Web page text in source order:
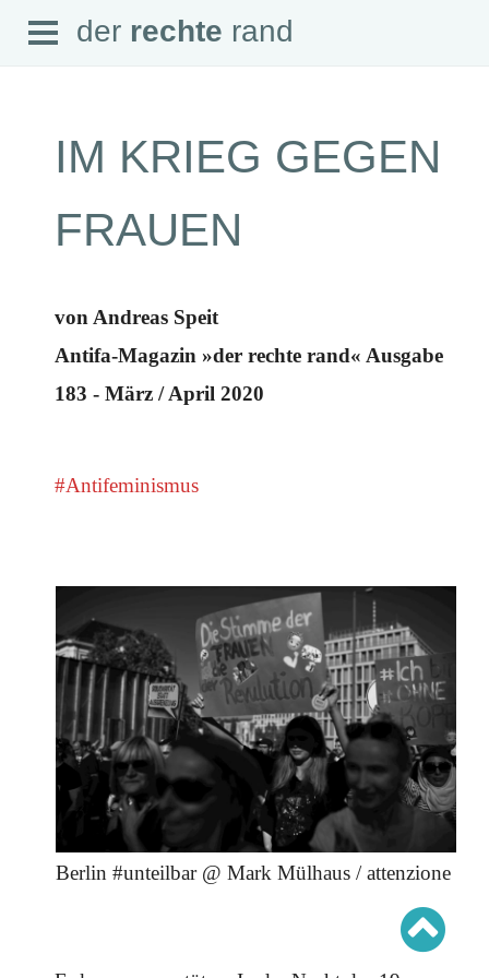
der rechte rand
SEITEN
Home
Audio
Downloads
Datenschutz
Schwerpunkte Übersicht
Schwerpunkt AFD-Verbot
Schwerpunkt NPD
AUSGABEN
Ausgaben Übersicht
Ausgabe 221
Ausgabe 220
Ausgabe 219
Ausgabe 218
Ausgabe 217
Ausgabe 216
Open
Menu
der rechte rand
IM KRIEG GEGEN
FRAUEN
von Andreas Speit
Antifa-Magazin »der rechte rand« Ausgabe
183 - März / April 2020
#Antifeminismus
Berlin #unteilbar @ Mark Mülhaus / attenzione